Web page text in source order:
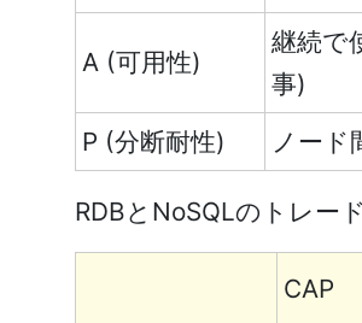
A (可用性)
継続で
事)
P (分断耐性)
ノード
RDBとNoSQLのトレー
CAP